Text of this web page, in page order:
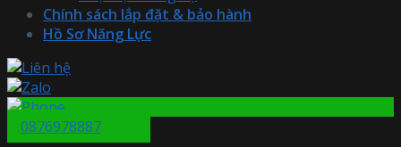
Chính sách lắp đặt & bảo hành
Hồ Sơ Năng Lực
0876978887